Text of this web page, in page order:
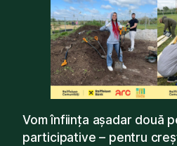
Vom înființa așadar două
participative – pentru